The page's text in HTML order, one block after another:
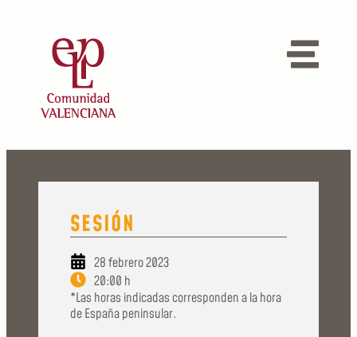
SESIÓN
28 febrero 2023
20:00 h
*Las horas indicadas corresponden a la hora
de España peninsular.